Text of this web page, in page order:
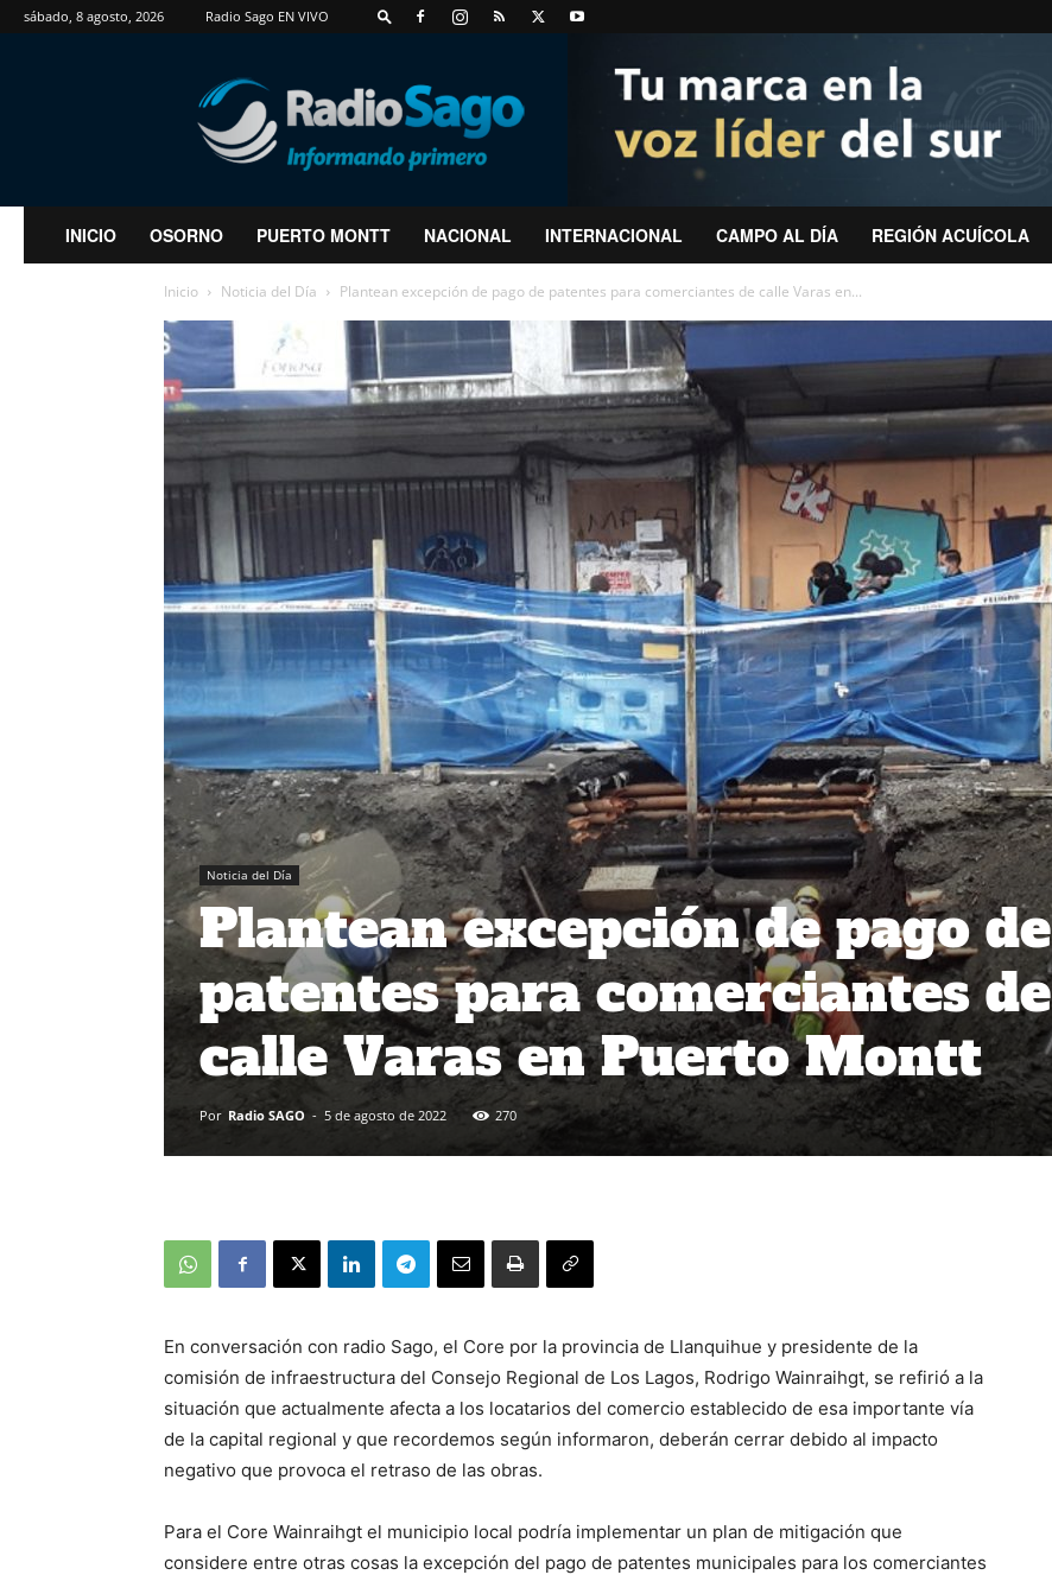
sábado, 8 agosto, 2026 Radio Sago EN VIVO
RadioSago
INICIO OSORNO PUERTO MONTT NACIONAL INTERNACIONAL CAMPO AL DÍA REGIÓN ACUÍCOLA
Inicio Noticia del Día Plantean excepción de pago de patentes para comerciantes de calle Varas en...
Noticia del Día
Plantean excepción de pago de
patentes para comerciantes de
calle Varas en Puerto Montt
Por Radio SAGO - 5 de agosto de 2022 270
En conversación con radio Sago, el Core por la provincia de Llanquihue y presidente de la
comisión de infraestructura del Consejo Regional de Los Lagos, Rodrigo Wainraihgt, se refirió a la
situación que actualmente afecta a los locatarios del comercio establecido de esa importante vía
de la capital regional y que recordemos según informaron, deberán cerrar debido al impacto
negativo que provoca el retraso de las obras.
Para el Core Wainraihgt el municipio local podría implementar un plan de mitigación que
considere entre otras cosas la excepción del pago de patentes municipales para los comerciantes